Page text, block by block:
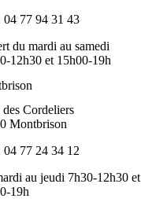
04 77 94 31 43
du mardi au samedi
12h30 et 15h00-19h
des Cordeliers
Montbrison
04 77 24 34 12
au jeudi 7h30-12h30
19h